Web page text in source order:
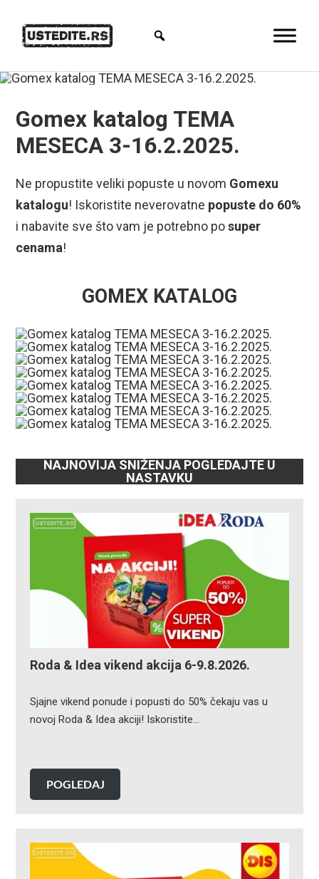
Gomex katalog TEMA
MESECA 3-16.2.2025.
Ne propustite veliki popuste u novom Gomexu
katalogu! Iskoristite neverovatne popuste do 60%
i nabavite sve što vam je potrebno posuper
cenama!
GOMEX KATALOG
NAJNOVIJA SNIŽENJA POGLEDAJTE U
NASTAVKU
Roda & Idea vikend akcija 6-9.8.2026.
Sjajne vikend ponude i popusti do 50% čekaju vas u
novoj Roda & Idea akciji! Iskoristite…
POGLEDAJ